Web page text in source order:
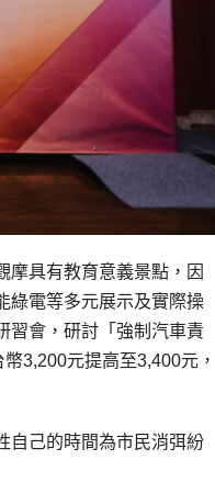
摩具有教育意義景點，因
綠電等多元展示及實際操
習會，研討「強制汽車責
3,200元提高至3,400元，
自己的時間為市民消弭紛